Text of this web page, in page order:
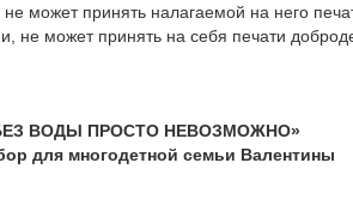
может принять налагаемой на него
может принять на себя печати
ВОДЫ ПРОСТО НЕВОЗМОЖНО»
для многодетной семьи Валентины